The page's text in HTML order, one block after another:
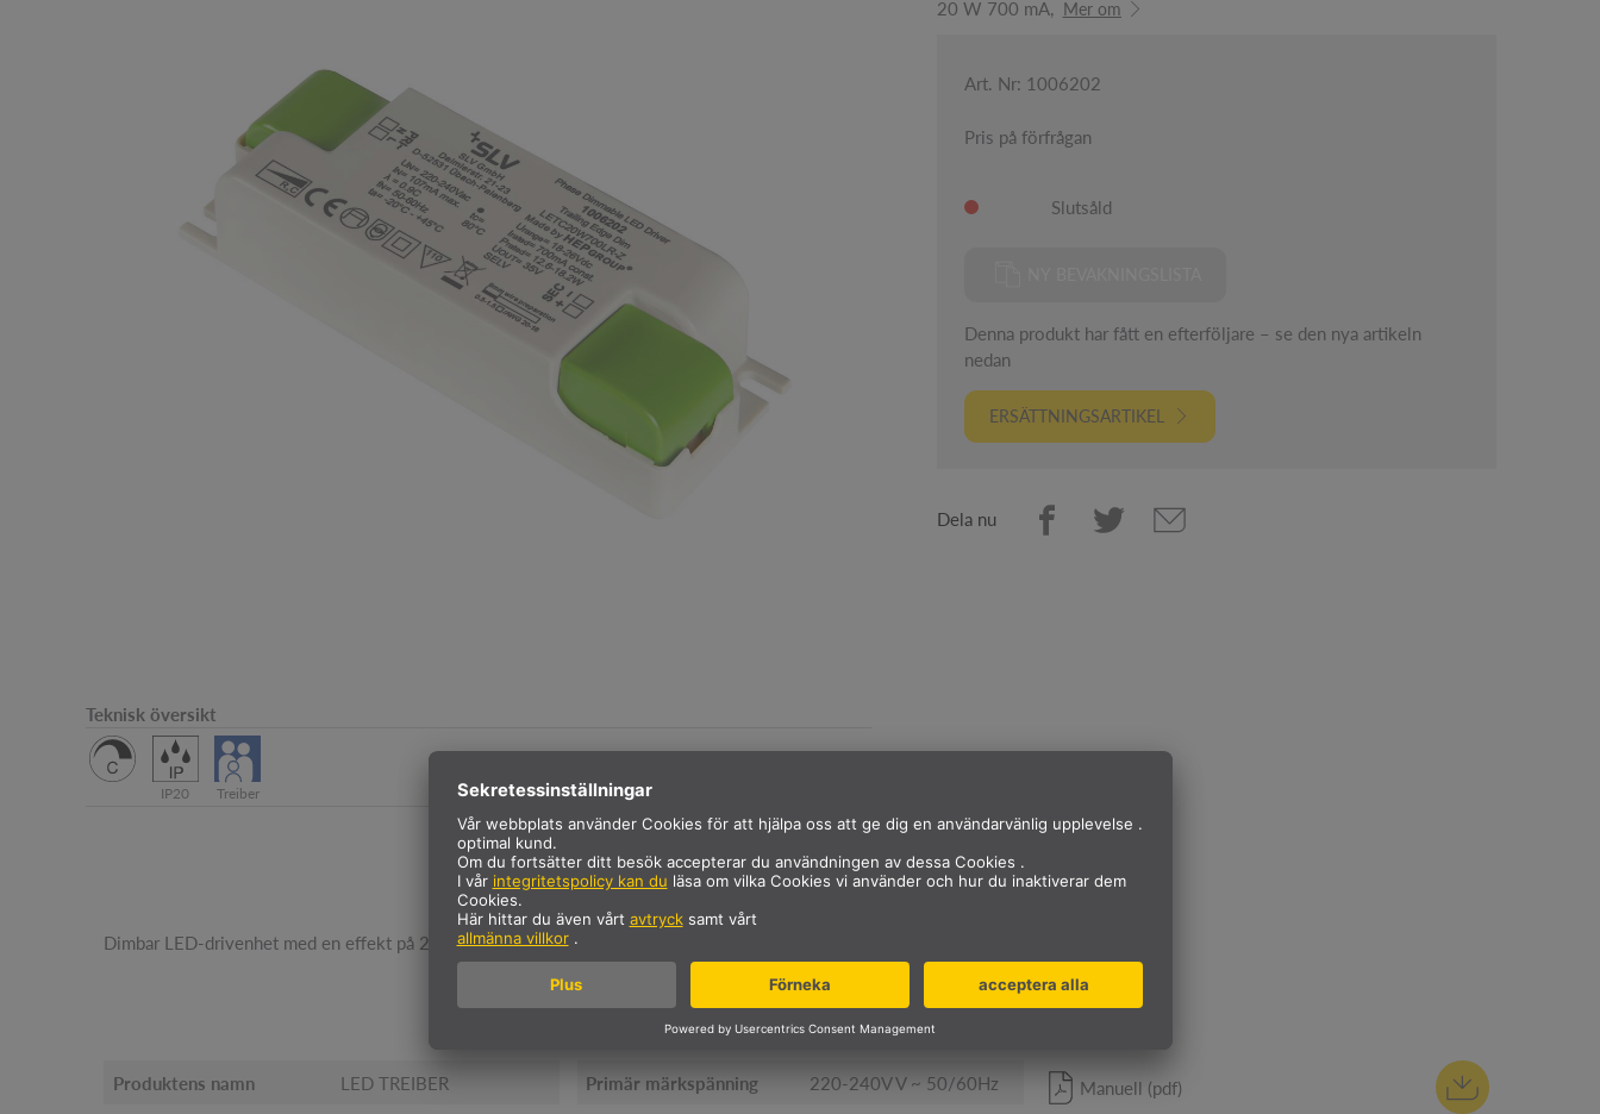
Teknisk översikt
IP20 Treiber
20 W 700 mA, Mer om
Art. Nr: 1006202
Pris på förfrågan
Slutsåld
Denna produkt har fått en efterföljare – se den nya artikeln
nedan
ERSÄTTNINGSARTIKEL
Dela nu
BESKRIVNING
Dimbar LED-drivenhet med en effekt på 20 W vid en konstantström på 700 mA.
TEKNISKA DATA
Produktens namn LED TREIBER Primär märkspänning 220-240V V ~ 50/60Hz Manuell (pdf)